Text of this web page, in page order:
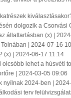
dolgozik a Csorvási
állattartásban (x) |
| 2024-07-16
(x) | 2024-06-17 11:14
lehet a húsvéti
| 2024-03-05 09:06
nyílnak 2024-ben |
terv